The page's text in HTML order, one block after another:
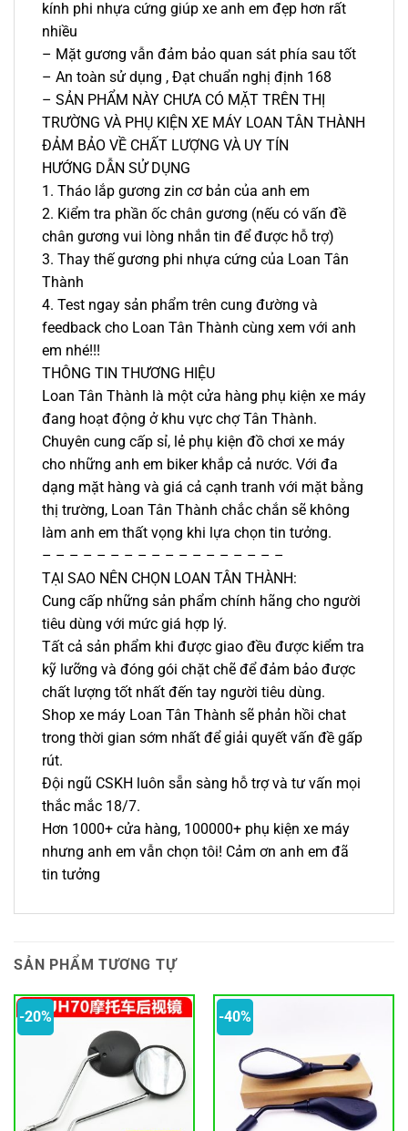
kính phi nhựa cứng giúp xe anh em đẹp hơn rất
nhiều
– Mặt gương vẫn đảm bảo quan sát phía sau tốt
– An toàn sử dụng , Đạt chuẩn nghị định 168
– SẢN PHẨM NÀY CHƯA CÓ MẶT TRÊN THỊ
TRƯỜNG VÀ PHỤ KIỆN XE MÁY LOAN TÂN THÀNH
ĐẢM BẢO VỀ CHẤT LƯỢNG VÀ UY TÍN
HƯỚNG DẪN SỬ DỤNG
1. Tháo lắp gương zin cơ bản của anh em
2. Kiểm tra phần ốc chân gương (nếu có vấn đề
chân gương vui lòng nhắn tin để được hỗ trợ)
3. Thay thế gương phi nhựa cứng của Loan Tân
Thành
4. Test ngay sản phẩm trên cung đường và
feedback cho Loan Tân Thành cùng xem với anh
em nhé!!!
THÔNG TIN THƯƠNG HIỆU
Loan Tân Thành là một cửa hàng phụ kiện xe máy
đang hoạt động ở khu vực chợ Tân Thành.
Chuyên cung cấp sỉ, lẻ phụ kiện đồ chơi xe máy
cho những anh em biker khắp cả nước. Với đa
dạng mặt hàng và giá cả cạnh tranh với mặt bằng
thị trường, Loan Tân Thành chắc chắn sẽ không
làm anh em thất vọng khi lựa chọn tin tưởng.
– – – – – – – – – – – – – – – – – –
TẠI SAO NÊN CHỌN LOAN TÂN THÀNH:
Cung cấp những sản phẩm chính hãng cho người
tiêu dùng với mức giá hợp lý.
Tất cả sản phẩm khi được giao đều được kiểm tra
kỹ lưỡng và đóng gói chặt chẽ để đảm bảo được
chất lượng tốt nhất đến tay người tiêu dùng.
Shop xe máy Loan Tân Thành sẽ phản hồi chat
trong thời gian sớm nhất để giải quyết vấn đề gấp
rút.
Đội ngũ CSKH luôn sẵn sàng hỗ trợ và tư vấn mọi
thắc mắc 18/7.
Hơn 1000+ cửa hàng, 100000+ phụ kiện xe máy
nhưng anh em vẫn chọn tôi! Cảm ơn anh em đã
tin tưởng
SẢN PHẨM TƯƠNG TỰ
-20% -40%